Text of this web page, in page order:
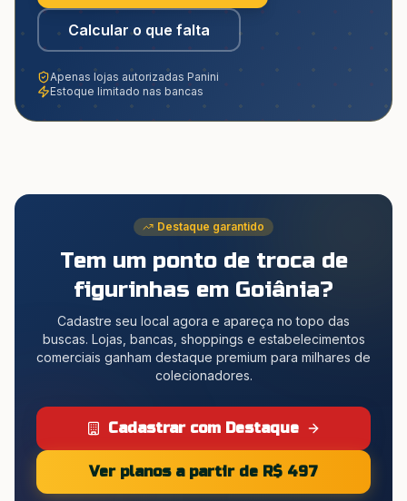
Calcular o que falta
Apenas lojas autorizadas Panini
Estoque limitado nas bancas
Destaque garantido
Tem um ponto de troca de
figurinhas em Goiânia?
Cadastre seu local agora e apareça no topo das
buscas. Lojas, bancas, shoppings e estabelecimentos
comerciais ganham destaque premium para milhares de
colecionadores.
Cadastrar com Destaque
Ver planos a partir de R$ 497